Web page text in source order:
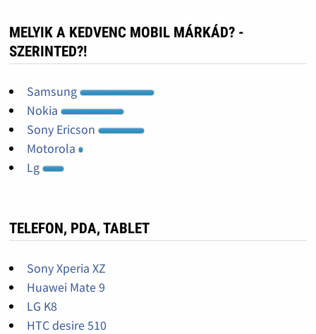
MELYIK A KEDVENC MOBIL MÁRKÁD? -
SZERINTED?!
Samsung
Nokia
Sony Ericson
Motorola
Lg
TELEFON, PDA, TABLET
Sony Xperia XZ
Huawei Mate 9
LG K8
HTC desire 510